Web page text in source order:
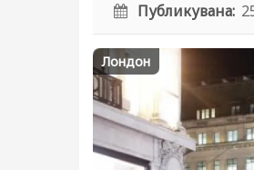
Публикувана:
Лондон